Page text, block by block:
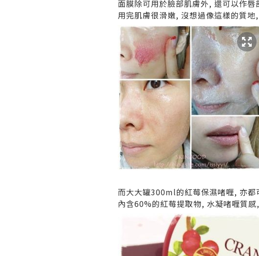
面膜除可用於臉部肌膚外, 還可以作唇
用完肌膚很滑嫩, 沒想過像這樣的質
而大大罐300ml的紅莓保濕啫喱, 亦都
內含60%的紅莓提取物, 水凝啫喱質感